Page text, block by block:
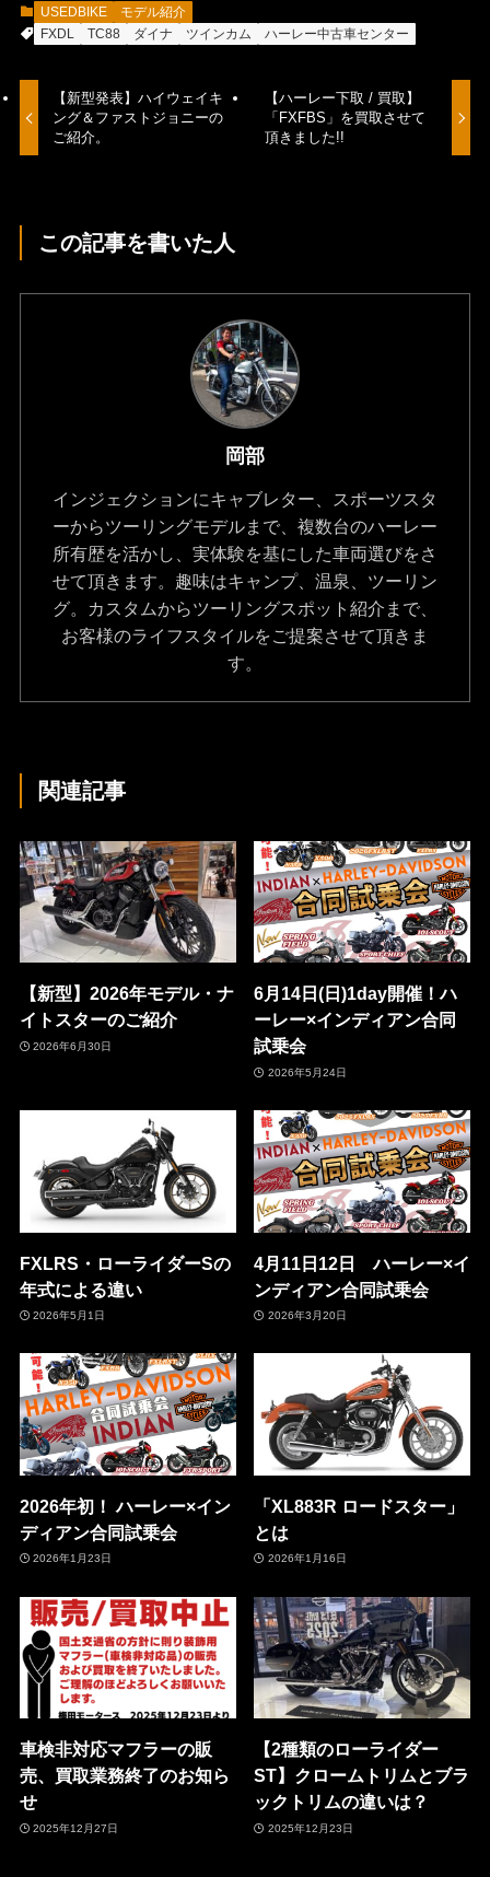
USEDBIKE
モデル紹介
FXDL
TC88 ダイナ ツインカム ハーレー中古車センター
【新型発表】ハイウェイキ
ング＆ファストジョニーの
ご紹介。
【ハーレー下取 / 買取】
「FXFBS」を買取させて
頂きました!!
この記事を書いた人
岡部
インジェクションにキャブレター、スポーツスタ
ーからツーリングモデルまで、複数台のハーレー
所有歴を活かし、実体験を基にした車両選びをさ
せて頂きます。趣味はキャンプ、温泉、ツーリン
グ。カスタムからツーリングスポット紹介まで、
お客様のライフスタイルをご提案させて頂きま
す。
関連記事
【新型】2026年モデル・ナ
イトスターのご紹介
2026年6月30日
6月14日(日)1day開催！ハ
ーレー×インディアン合同
試乗会
2026年5月24日
FXLRS・ローライダーSの
年式による違い
2026年5月1日
4月11日12日 ハーレー×イ
ンディアン合同試乗会
2026年3月20日
2026年初！ ハーレー×イン
ディアン合同試乗会
2026年1月23日
「XL883R ロードスター」
とは
2026年1月16日
車検非対応マフラーの販
売、買取業務終了のお知ら
せ
2025年12月27日
【2種類のローライダー
ST】クロームトリムとブラ
ックトリムの違いは？
2025年12月23日